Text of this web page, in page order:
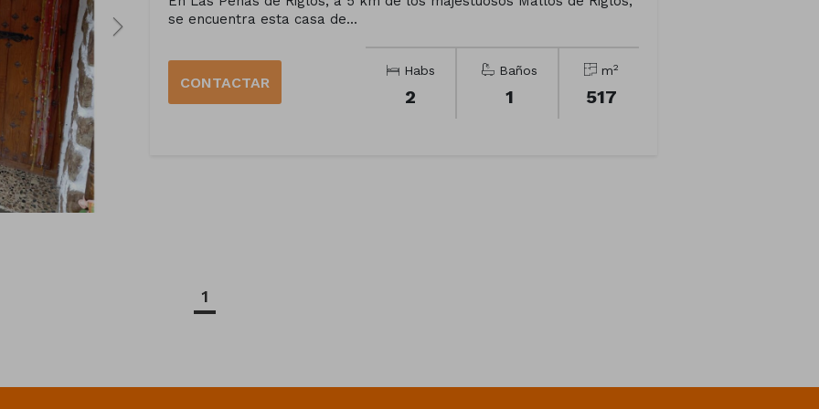
se encuentra esta casa de...
CONTACTAR
Habs
2
Baños
1
m2
517
1